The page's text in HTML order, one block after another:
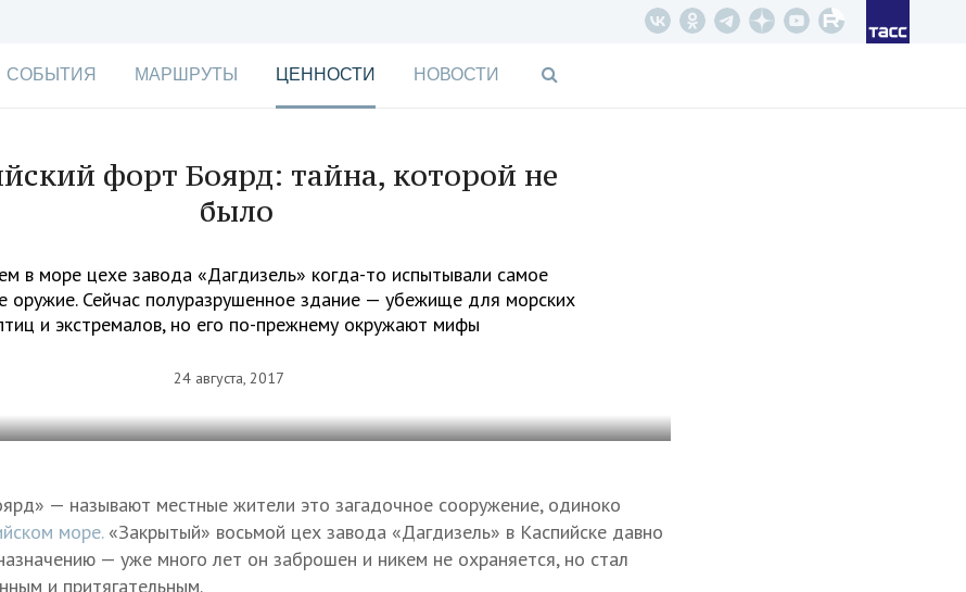
СОБЫТИЯ МАРШРУТЫ ЦЕННОСТИ НОВОСТИ
форт Боярд: тайна, которой не
было
в море цехе завода «Дагдизель» когда-то испытывали самое
оружие. Сейчас полуразрушенное здание — убежище для морских
и экстремалов, но его по-прежнему окружают мифы
24 августа, 2017
— называют местные жители это загадочное сооружение, одиноко
море.«Закрытый» восьмой цех завода «Дагдизель» в Каспийске давно
— уже много лет он заброшен и никем не охраняется, но стал
и притягательным.